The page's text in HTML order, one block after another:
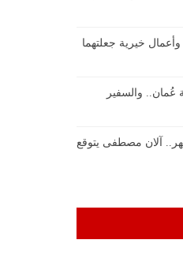
خيرية جعلتهما
والسفير
آلان مصطفى يتوقع